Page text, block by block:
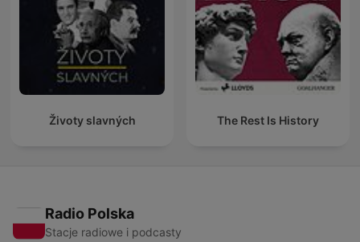
Životy slavných The Rest Is History
Radio Polska
Stacje radiowe i podcasty